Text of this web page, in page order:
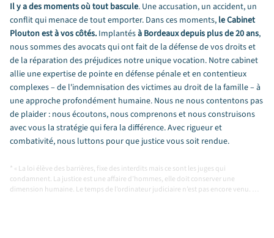
Il y a des moments où tout bascule. Une accusation, un accident, un
conflit qui menace de tout emporter. Dans ces moments, le Cabinet
Plouton est à vos côtés. Implantésà Bordeaux depuis plus de 20 ans,
nous sommes des avocats qui ont fait de la défense de vos droits et
de la réparation des préjudices notre unique vocation. Notre cabinet
allie une expertise de pointe en défense pénale et en contentieux
complexes – de l'indemnisation des victimes au droit de la famille – à
une approche profondément humaine. Nous ne nous contentons pas
de plaider : nous écoutons, nous comprenons et nous construisons
avec vous la stratégie qui fera la différence. Avec rigueur et
combativité, nous luttons pour que justice vous soit rendue.
* « La loi élève des barrières, fixe des interdits mais ce sont les juges qui
condamnent. La justice est une affaire d’hommes, elle doit conserver une
dimension humaine. Le temps de l’ordinateur judiciaire n’est pas encore venu.